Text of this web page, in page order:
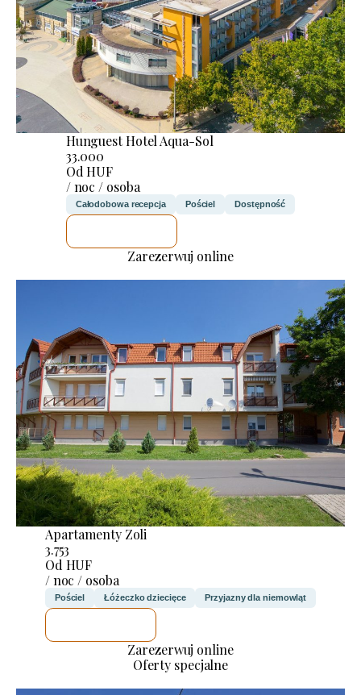
Hunguest Hotel Aqua-Sol
33.000
Od HUF
/ noc / osoba
Całodobowa recepcja Pościel Dostępność
Zarezerwuj online
Apartamenty Zoli
3.753
Od HUF
/ noc / osoba
Pościel Łóżeczko dziecięce Przyjazny dla niemowląt
Zarezerwuj online
Oferty specjalne